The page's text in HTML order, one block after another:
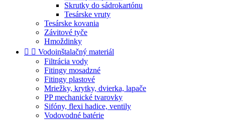
Skrutky do sádrokartónu
Tesárske vruty
Tesárske kovania
Závitové tyče
Hmoždinky
  Vodoinštalačný materiál
Filtrácia vody
Fitingy mosadzné
Fitingy plastové
Mriežky, krytky, dvierka, lapače
PP mechanické tvarovky
Sifóny, flexi hadice, ventily
Vodovodné batérie